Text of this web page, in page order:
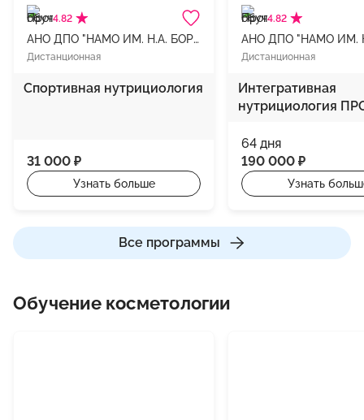
Все программы
4.82
АНО ДПО "НАМО ИМ. Н.А. БОРОДИНА"
Дистанционная
Спортивная нутрициология
31 000 ₽
Узнать больше
4.82
Дистанционная
Интегративная
нутрициология
64 дня
190 000 ₽
Узнать
Обучение косметологии